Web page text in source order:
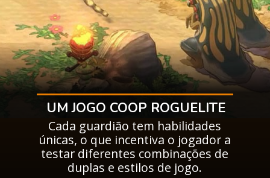
UM JOGO COOP ROGUELITE
Cada guardião tem habilidades
únicas, o que incentiva o jogador a
testar diferentes combinações de
duplas e estilos de jogo.